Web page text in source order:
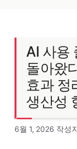
AI 사용
돌아왔
효과 정
생산성
6월 1, 2026 작성